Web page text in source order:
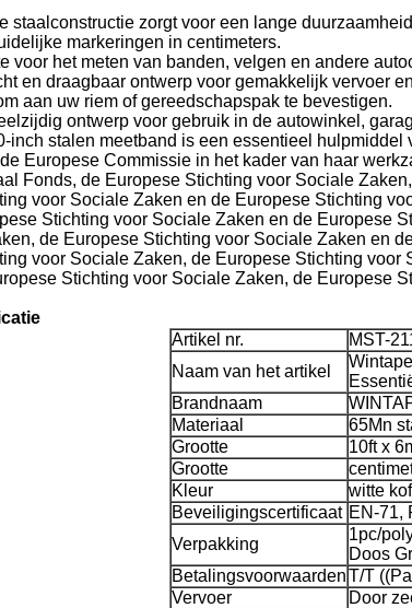
staalconstructie zorgt voor een lange
markeringen in centimeters.
voor het meten van banden, velgen en andere
en draagbaar ontwerp voor gemakkelijk vervoer
aan uw riem of gereedschapspak te bevestigen.
ontwerp voor gebruik in de autowinkel,
inch stalen meetband is een essentieel
Europese Commissie in het kader van haar
Fonds, de Europese Stichting voor Sociale
voor Sociale Zaken en de Europese Stichting
Stichting voor Sociale Zaken en de Europese
de Europese Stichting voor Sociale Zaken en
voor Sociale Zaken, de Europese Stichting
Stichting voor Sociale Zaken, de Europese
Artikel nr.
MST-
Naam van het artikel
Brandnaam
Materiaal
65Mn
Grootte
10ft x
Grootte
Kleur
witte
Beveiligingscertificaat EN-71,
Verpakking
1pc/
Doos
BetalingsvoorwaardenT/T
Vervoer
Door